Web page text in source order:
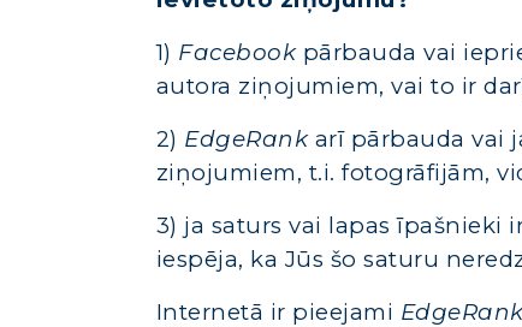
1) Facebookpārbauda vai
autora ziņojumiem, vai to ir
2) EdgeRankarī pārbauda vai
ziņojumiem, t.i. fotogrāfijām,
3) ja saturs vai lapas
iespēja, ka Jūs šo saturu
Internetā ir pieejami